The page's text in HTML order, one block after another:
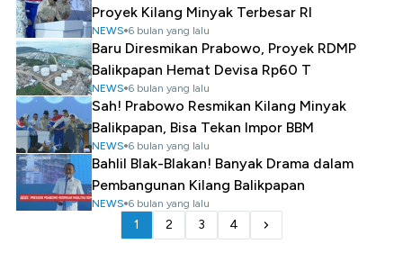
Proyek Kilang Minyak Terbesar RI
NEWS 6 bulan yang lalu
Baru Diresmikan Prabowo, Proyek RDMP
Balikpapan Hemat Devisa Rp60 T
NEWS 6 bulan yang lalu
Sah! Prabowo Resmikan Kilang Minyak
Balikpapan, Bisa Tekan Impor BBM
NEWS 6 bulan yang lalu
Bahlil Blak-Blakan! Banyak Drama dalam
Pembangunan Kilang Balikpapan
NEWS 6 bulan yang lalu
1 2 3 4